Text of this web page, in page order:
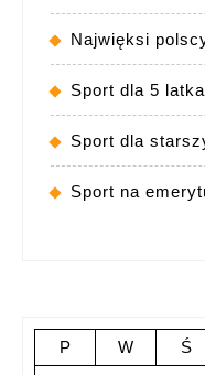
Najwięksi
Sport dla 5 latka
Sport dla
Sport na
P W Ś